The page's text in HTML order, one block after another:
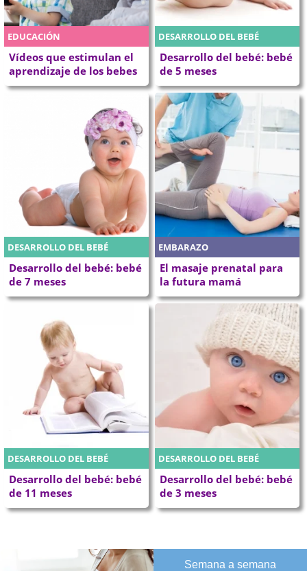
EDUCACIÓN
Vídeos que estimulan el
aprendizaje de los bebes
DESARROLLO DEL BEBÉ
Desarrollo del bebé: bebé
de 5 meses
DESARROLLO DEL BEBÉ
Desarrollo del bebé: bebé
de 7 meses
EMBARAZO
El masaje prenatal para
la futura mamá
DESARROLLO DEL BEBÉ
Desarrollo del bebé: bebé
de 11 meses
DESARROLLO DEL BEBÉ
Desarrollo del bebé: bebé
de 3 meses
Semana a semana